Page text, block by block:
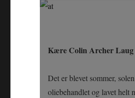
Kære Colin Archer Laug
Det er blevet sommer,
oliebehandlet og lavet helt